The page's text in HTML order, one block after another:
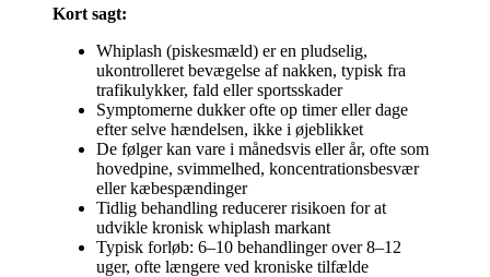
Kort sagt:
Whiplash (piskesmæld) er en pludselig,
ukontrolleret bevægelse af nakken, typisk fra
trafikulykker, fald eller sportsskader
Symptomerne dukker ofte op timer eller dage
efter selve hændelsen, ikke i øjeblikket
De følger kan vare i månedsvis eller år, ofte som
hovedpine, svimmelhed, koncentrationsbesvær
eller kæbespændinger
Tidlig behandling reducerer risikoen for at
udvikle kronisk whiplash markant
Typisk forløb: 6–10 behandlinger over 8–12
uger, ofte længere ved kroniske tilfælde